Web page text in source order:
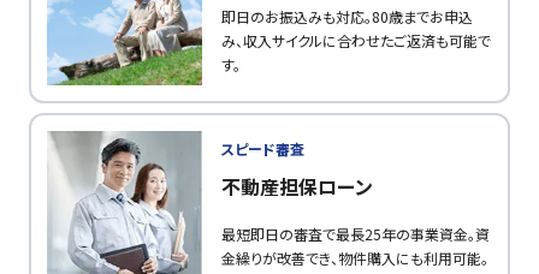
即日のお振込みも対応。80歳までお申込
み、収入サイクルに合わせたご返済も可能で
す。
スピード審査
不動産担保ローン
最短即日の審査で最長25年の事業資金。資
金繰りが改善でき、物件購入にも利用可能。